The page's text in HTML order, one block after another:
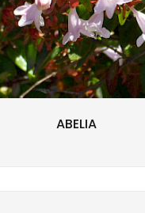
ABELIA